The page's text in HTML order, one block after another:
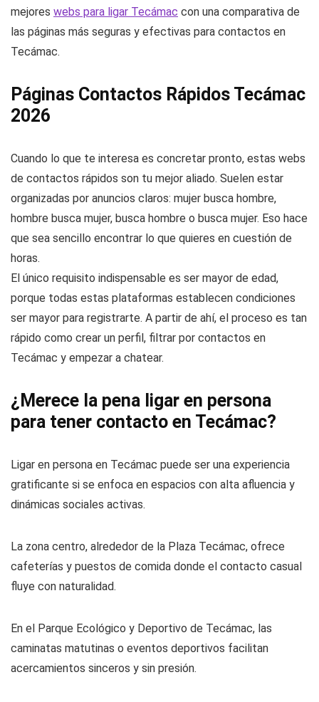
mejores webs para ligar Tecámac con una comparativa de
las páginas más seguras y efectivas para contactos en
Tecámac.
Páginas Contactos Rápidos Tecámac
2026
Cuando lo que te interesa es concretar pronto, estas webs
de contactos rápidos son tu mejor aliado. Suelen estar
organizadas por anuncios claros: mujer busca hombre,
hombre busca mujer, busca hombre o busca mujer. Eso hace
que sea sencillo encontrar lo que quieres en cuestión de
horas.
El único requisito indispensable es ser mayor de edad,
porque todas estas plataformas establecen condiciones
ser mayor para registrarte. A partir de ahí, el proceso es tan
rápido como crear un perfil, filtrar por contactos en
Tecámac y empezar a chatear.
¿Merece la pena ligar en persona
para tener contacto en Tecámac?
Ligar en persona en Tecámac puede ser una experiencia
gratificante si se enfoca en espacios con alta afluencia y
dinámicas sociales activas.
La zona centro, alrededor de la Plaza Tecámac, ofrece
cafeterías y puestos de comida donde el contacto casual
fluye con naturalidad.
En el Parque Ecológico y Deportivo de Tecámac, las
caminatas matutinas o eventos deportivos facilitan
acercamientos sinceros y sin presión.